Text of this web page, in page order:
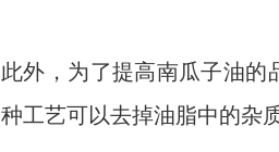
此外，为了提高南瓜子油
种工艺可以去掉油脂中的杂